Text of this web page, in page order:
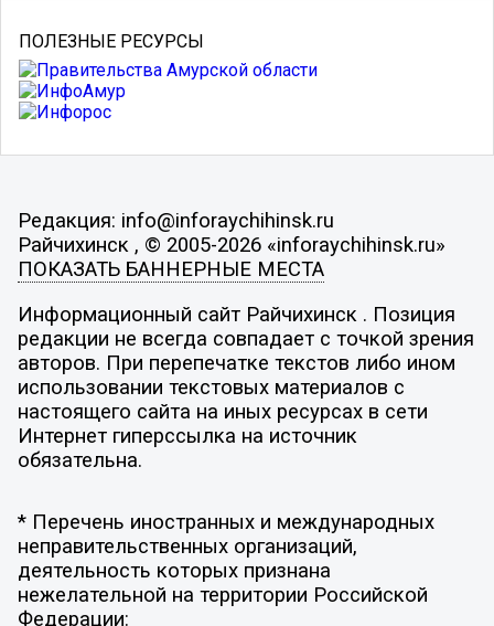
ПОЛЕЗНЫЕ РЕСУРСЫ
Редакция: info@inforaychihinsk.ru
Райчихинск , © 2005-2026 «inforaychihinsk.ru»
ПОКАЗАТЬ БАННЕРНЫЕ МЕСТА
Информационный сайт Райчихинск . Позиция
редакции не всегда совпадает с точкой зрения
авторов. При перепечатке текстов либо ином
использовании текстовых материалов с
настоящего сайта на иных ресурсах в сети
Интернет гиперссылка на источник
обязательна.
* Перечень иностранных и международных
неправительственных организаций,
деятельность которых признана
нежелательной на территории Российской
Федерации: